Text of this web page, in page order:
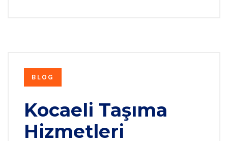
BLOG
Kocaeli Taşıma
Hizmetleri